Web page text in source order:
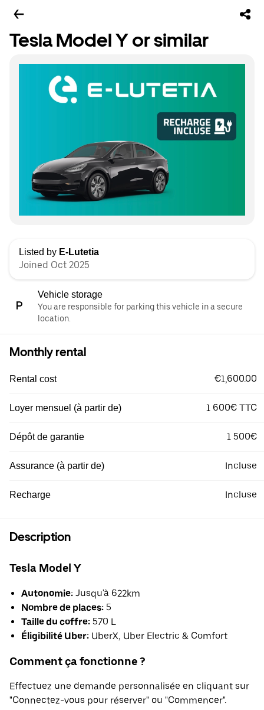
Tesla Model Y or similar
Listed by E-Lutetia
Joined Oct 2025
Vehicle storage
You are responsible for parking this vehicle in a secure
location.
Monthly rental
Rental cost €1,600.00
Loyer mensuel (à partir de) 1 600€ TTC
Dépôt de garantie 1 500€
Assurance (à partir de) Incluse
Recharge Incluse
Description
Tesla Model Y
Autonomie: Jusqu'à 622km
Nombre de places: 5
Taille du coffre: 570 L
Éligibilité Uber: UberX, Uber Electric & Comfort
Comment ça fonctionne ?
Effectuez une demande personnalisée en cliquant sur
"Connectez-vous pour réserver" ou "Commencer".